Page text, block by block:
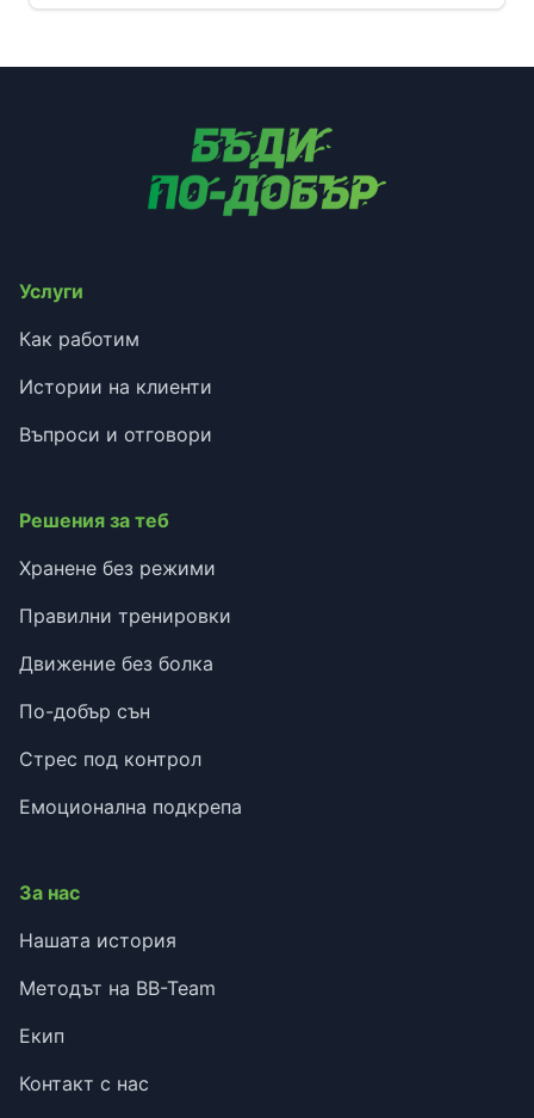
Услуги
Как работим
Истории на клиенти
Въпроси и отговори
Решения за теб
Хранене без режими
Правилни тренировки
Движение без болка
По-добър сън
Стрес под контрол
Емоционална подкрепа
За нас
Нашата история
Методът на BB-Team
Екип
Контакт с нас